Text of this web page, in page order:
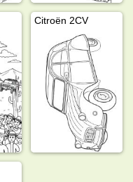
Citroën 2CV